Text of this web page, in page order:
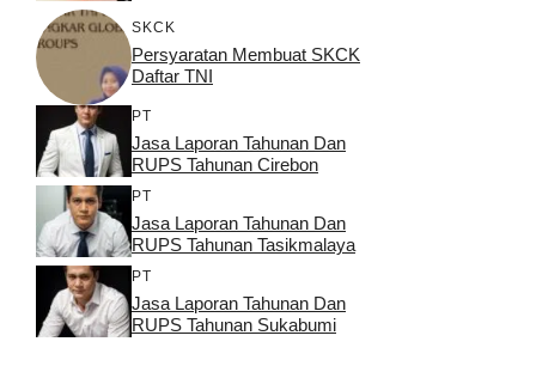
SKCK
Persyaratan Membuat SKCK
Daftar TNI
PT
Jasa Laporan Tahunan Dan
RUPS Tahunan Cirebon
PT
Jasa Laporan Tahunan Dan
RUPS Tahunan Tasikmalaya
PT
Jasa Laporan Tahunan Dan
RUPS Tahunan Sukabumi